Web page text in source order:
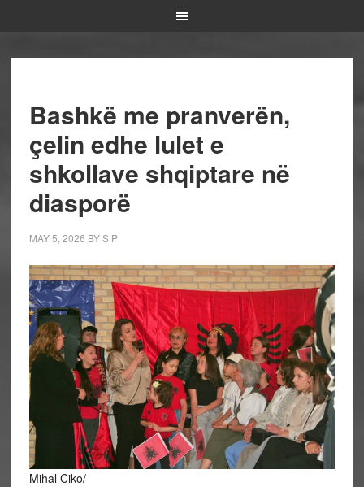
Bashkë me pranverën,
çelin edhe lulet e
shkollave shqiptare në
diasporë
MAY 5, 2026 BYS P
Mihal Ciko/